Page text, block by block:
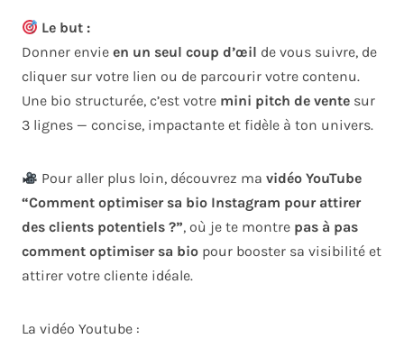
Le but :
Donner envie en un seul coup d’œil de vous suivre, de
cliquer sur votre lien ou de parcourir votre contenu.
Une bio structurée, c’est votre mini pitch de vente sur
3 lignes — concise, impactante et fidèle à ton univers.
Pour aller plus loin, découvrez mavidéo YouTube
“Comment optimiser sa bio Instagram pour attirer
des clients potentiels ?”, où je te montre pas à pas
comment optimiser sa bio pour booster sa visibilité et
attirer votre cliente idéale.
La vidéo Youtube :